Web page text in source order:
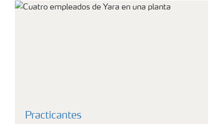
Practicantes